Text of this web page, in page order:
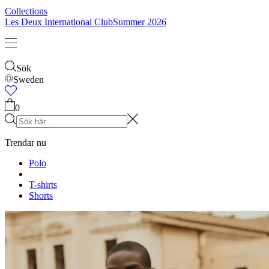
Collections
Les Deux International ClubSummer 2026
Sök
Sweden
0
Trendar nu
Polo
T-shirts
Shorts
T-SHIRTS
JACKOR